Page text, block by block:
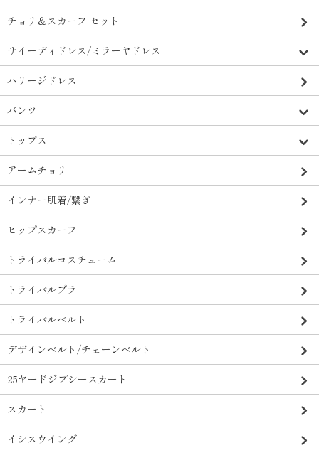
チョリ＆スカーフ セット
サイーディドレス/ミラーヤドレス
ハリージドレス
パンツ
トップス
アームチョリ
インナー肌着/繋ぎ
ヒップスカーフ
トライバルコスチューム
トライバルブラ
トライバルベルト
デザインベルト/チェーンベルト
25ヤードジプシースカート
スカート
イシスウイング